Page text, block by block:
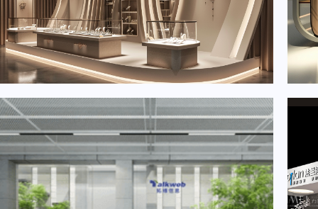
2024年6月重要展会排期信息，展会策划展台设计搭建公司推荐